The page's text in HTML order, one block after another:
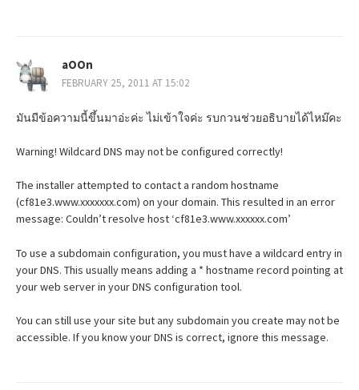
aOOn
FEBRUARY 25, 2011 AT 15:02
มันมีข้อความนี้ขึ้นมาอ่ะค่ะ ไม่เข้าใจค่ะ รบกวนช่วยอธิบายได้ไหม๊คะ
Warning! Wildcard DNS may not be configured correctly!
The installer attempted to contact a random hostname
(cf81e3.www.xxxxxxx.com) on your domain. This resulted in an error
message: Couldn’t resolve host ‘cf81e3.www.xxxxxx.com’
To use a subdomain configuration, you must have a wildcard entry in
your DNS. This usually means adding a * hostname record pointing at
your web server in your DNS configuration tool.
You can still use your site but any subdomain you create may not be
accessible. If you know your DNS is correct, ignore this message.